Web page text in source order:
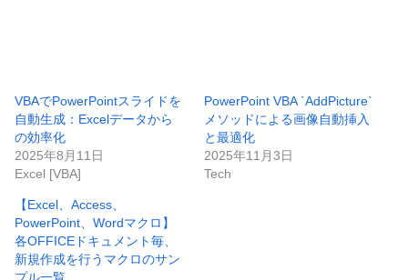
VBAでPowerPointスライドを
自動生成：Excelデータから
の効率化
2025年8月11日
Excel [VBA]
PowerPoint VBA `AddPicture`
メソッドによる画像自動挿入
と最適化
2025年11月3日
Tech
【Excel、Access、
PowerPoint、Wordマクロ】
各OFFICEドキュメント毎、
新規作成を行うマクロのサン